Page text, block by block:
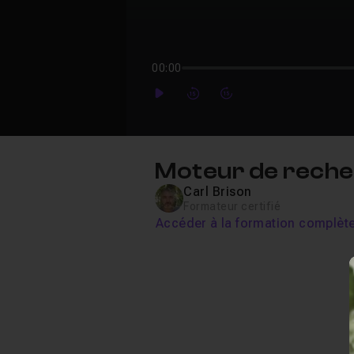
00:00
ForwardForward
Moteur de
Carl Brison
Accéder à la formation